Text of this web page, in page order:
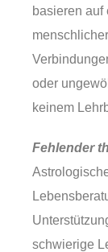
basieren auf
oder
keinem
Fehlender
schwierige